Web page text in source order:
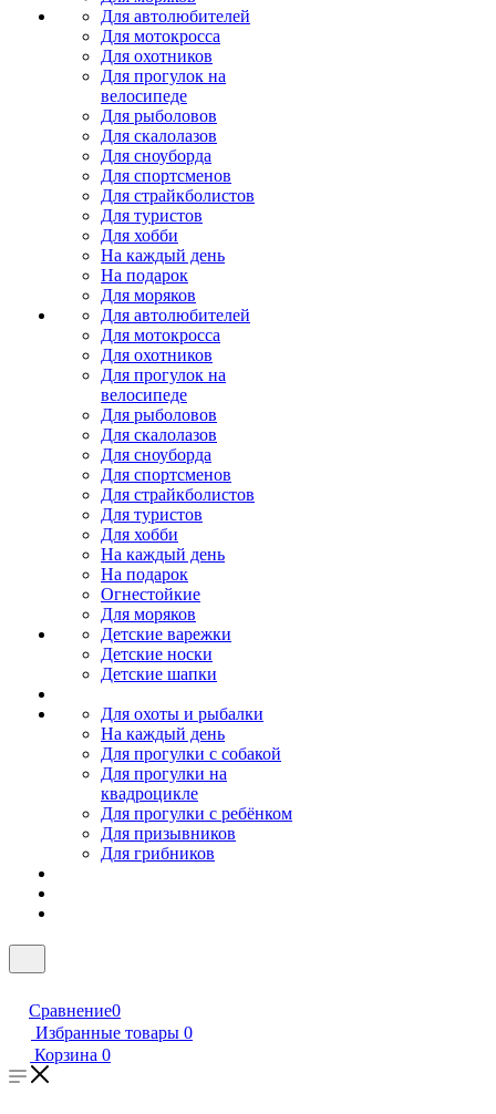
Для автолюбителей
Для мотокросса
Для охотников
Для прогулок на
велосипеде
Для рыболовов
Для скалолазов
Для сноуборда
Для спортсменов
Для страйкболистов
Для туристов
Для хобби
На каждый день
На подарок
Для моряков
Для автолюбителей
Для мотокросса
Для охотников
Для прогулок на
велосипеде
Для рыболовов
Для скалолазов
Для сноуборда
Для спортсменов
Для страйкболистов
Для туристов
Для хобби
На каждый день
На подарок
Огнестойкие
Для моряков
Детские варежки
Детские носки
Детские шапки
Для охоты и рыбалки
На каждый день
Для прогулки с собакой
Для прогулки на
квадроцикле
Для прогулки с ребёнком
Для призывников
Для грибников
Сравнение0
Избранные товары 0
Корзина 0